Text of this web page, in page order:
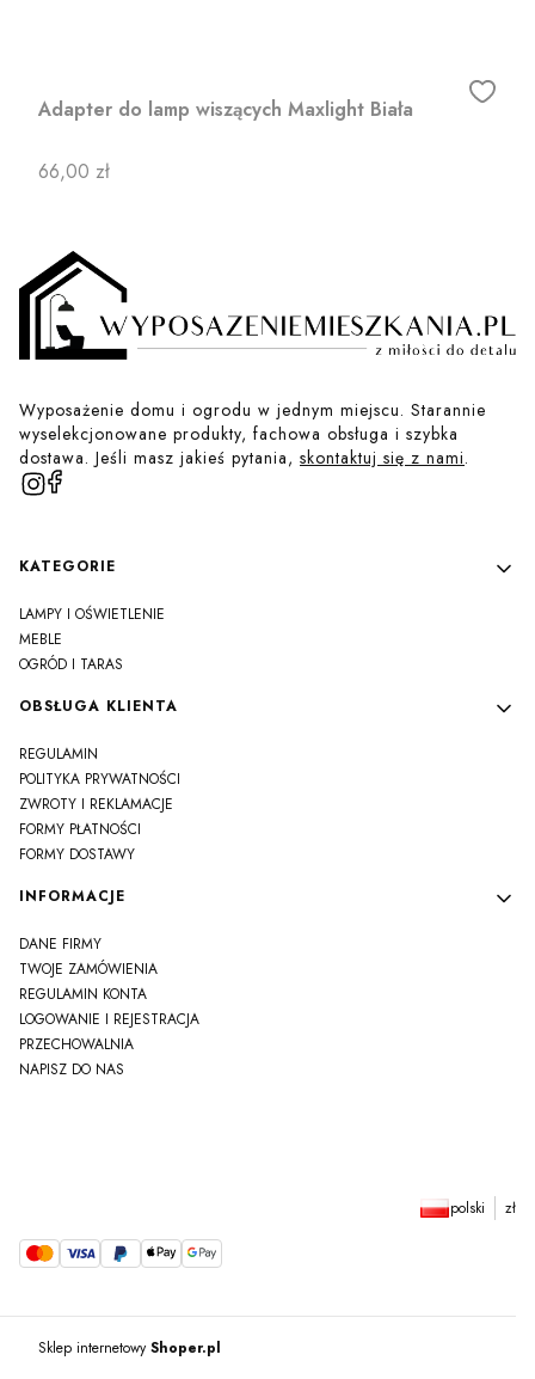
Adapter do lamp wiszących Maxlight Biała
Cena
66,00 zł
Wyposażenie domu i ogrodu w jednym miejscu. Starannie
wyselekcjonowane produkty, fachowa obsługa i szybka
dostawa. Jeśli masz jakieś pytania, skontaktuj się z nami.
Linki w stopce
KATEGORIE
LAMPY I OŚWIETLENIE
MEBLE
OGRÓD I TARAS
OBSŁUGA KLIENTA
REGULAMIN
POLITYKA PRYWATNOŚCI
ZWROTY I REKLAMACJE
FORMY PŁATNOŚCI
FORMY DOSTAWY
INFORMACJE
DANE FIRMY
TWOJE ZAMÓWIENIA
REGULAMIN KONTA
LOGOWANIE I REJESTRACJA
PRZECHOWALNIA
NAPISZ DO NAS
polski zł
Sklep internetowyShoper.pl